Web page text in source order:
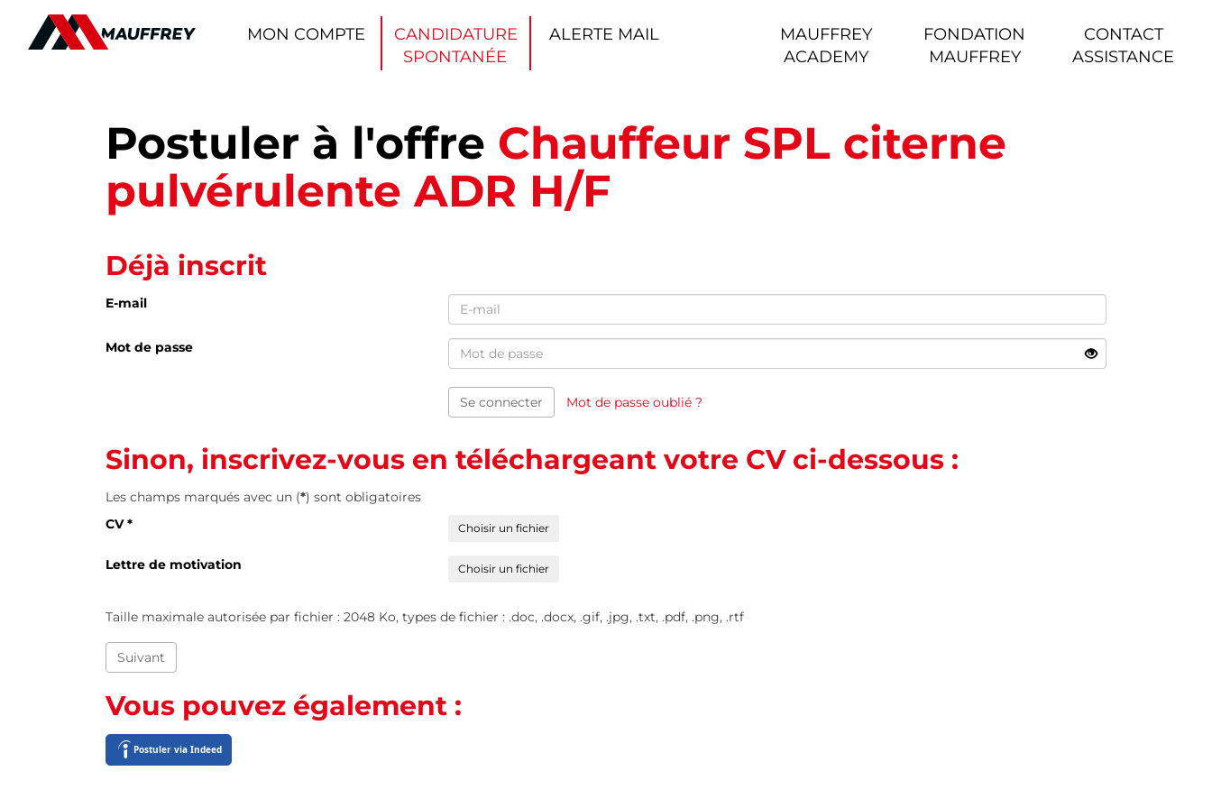
MON COMPTE
CANDIDATURE
SPONTANÉE
ALERTE MAIL
MAUFFREY
ACADEMY
FONDATION
MAUFFREY
CONTACT
ASSISTANCE
Postuler à l'offre Chauffeur SPL citerne
pulvérulente ADR H/F
Déjà inscrit
E-mail
Mot de passe
Se connecter Mot de passe oublié ?
Sinon, inscrivez-vous en téléchargeant votre CV ci-dessous :
Les champs marqués avec un (*) sont obligatoires
CV * Choisir un fichier
Lettre de motivation Choisir un fichier
Taille maximale autorisée par fichier : 2048 Ko, types de fichier : .doc, .docx, .gif, .jpg, .txt, .pdf, .png, .rtf
Suivant
Vous pouvez également :
Postuler via Indeed